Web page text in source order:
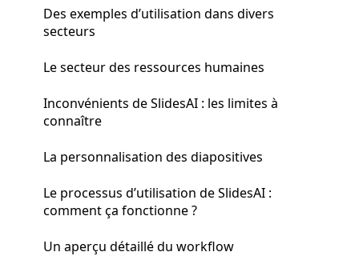
Des exemples d’utilisation dans divers
secteurs
Le secteur des ressources humaines
Inconvénients de SlidesAI : les limites à
connaître
La personnalisation des diapositives
Le processus d’utilisation de SlidesAI :
comment ça fonctionne ?
Un aperçu détaillé du workflow